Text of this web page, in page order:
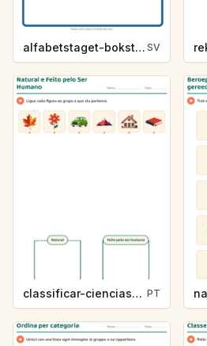
alfabetstaget-bokstavsledtrad-yrken-4317 SV
classificar-ciencias-k214-5 PT